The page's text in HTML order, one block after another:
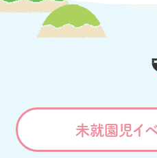
未就園児イ